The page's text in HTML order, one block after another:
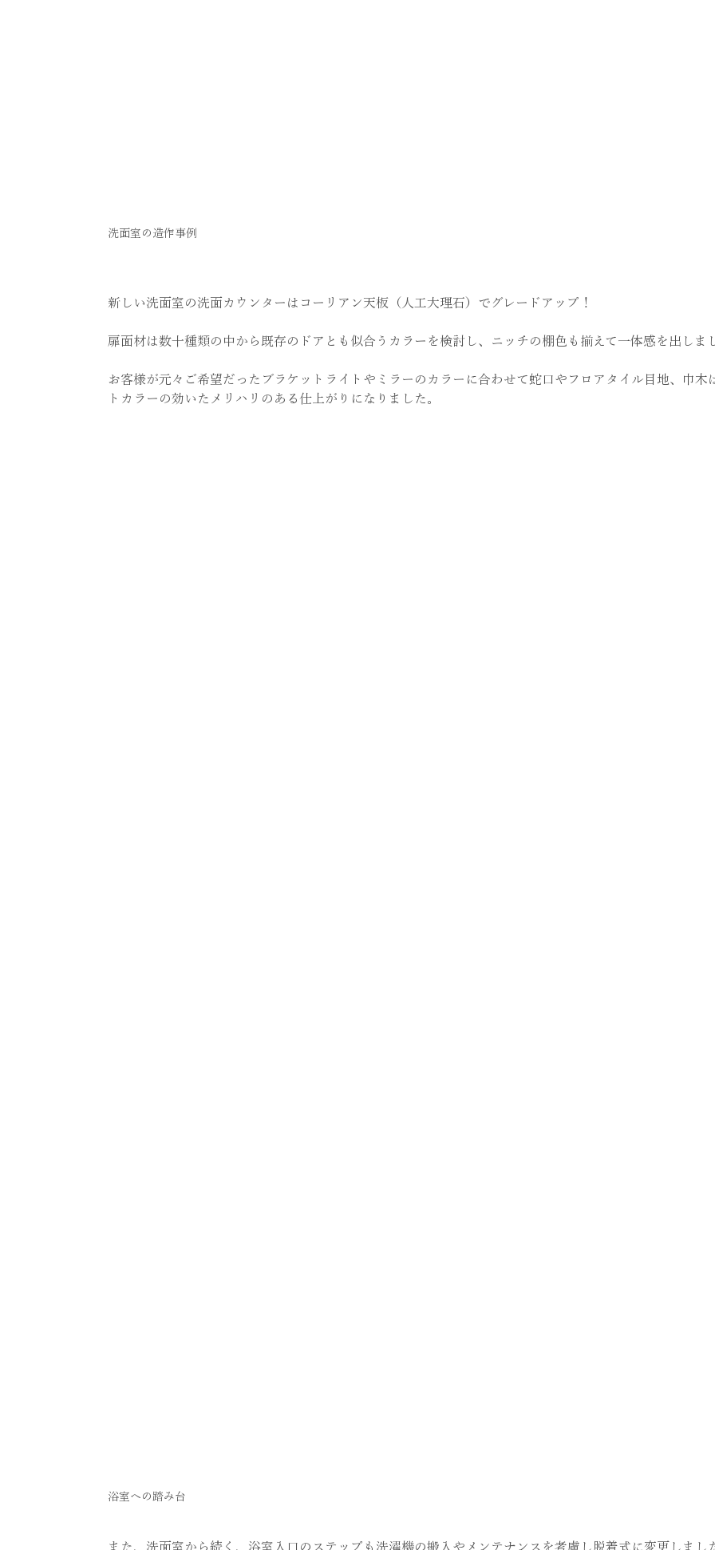
洗面室の造作事例
新しい洗面室の洗面カウンターはコーリアン天板（人工大理石）でグレードアップ！
扉面材は数十種類の中から既存のドアとも似合うカラーを検討し、ニッチの棚色も揃えて一体感を出しま
お客様が元々ご希望だったブラケットライトやミラーのカラーに合わせて蛇口やフロアタイル目地、巾木
トカラーの効いたメリハリのある仕上がりになりました。
浴室への踏み台
また、洗面室から続く、浴室入口のステップも洗濯機の搬入やメンテナンスを考慮し脱着式に変更しまし